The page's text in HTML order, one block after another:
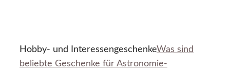
Hobby- und InteressengeschenkeWas sind
beliebte Geschenke für Astronomie-